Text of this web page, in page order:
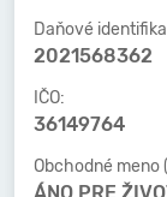
Daňové
2021568362
IČO:
36149764
Obchodné